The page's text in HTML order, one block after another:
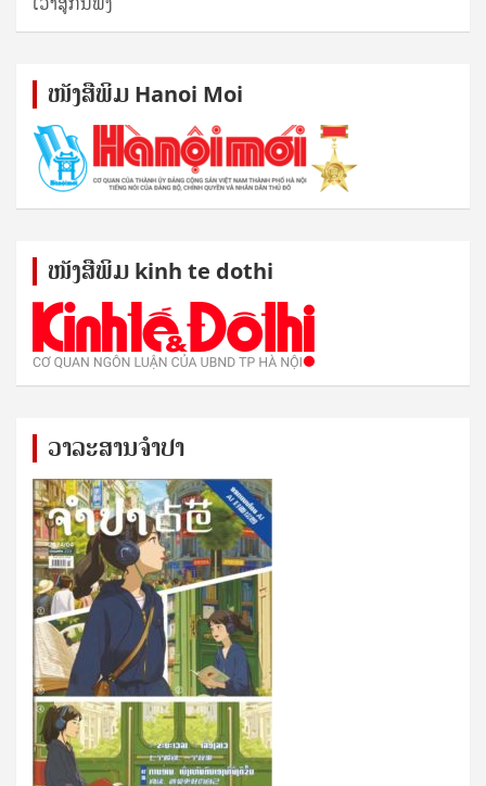
ໜັງ​ສື​ພິມ Hanoi Moi
ໜັງ​ສື​ພິມ kinh te dothi
ວາລະສານຈຳປາ